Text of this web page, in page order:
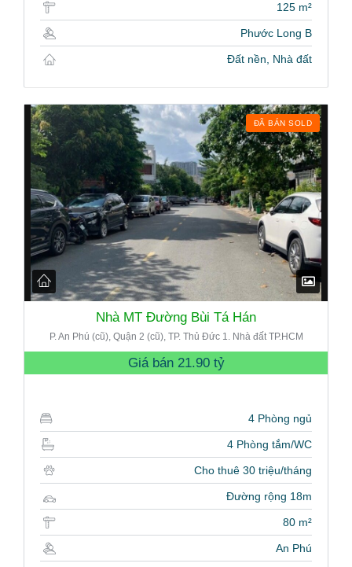
125 m²
Phước Long B
Đất nền, Nhà đất
ĐÃ BÁN SOLD
Nhà MT Đường Bùi Tá Hán
P. An Phú (cũ), Quận 2 (cũ), TP. Thủ Đức 1. Nhà đất TP.HCM
Giá bán 21.90 tỷ
4 Phòng ngủ
4 Phòng tắm/WC
Cho thuê 30 triệu/tháng
Đường rộng 18m
80 m²
An Phú